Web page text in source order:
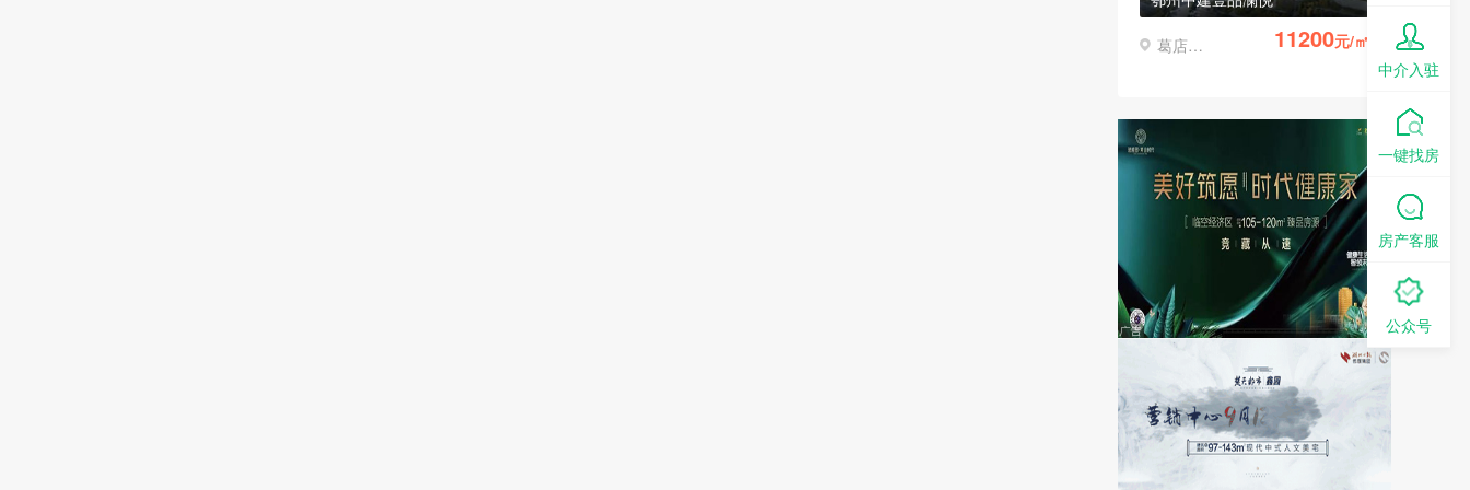
葛店经济开发区 11200元/㎡
中介入驻
一键找房
房产客服
公众号